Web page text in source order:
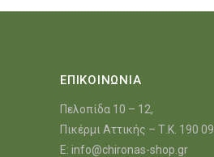
ΕΠΙΚΟΙΝΩΝΙΑ
Πελοπίδα 10 – 12,
Πικέρμι Αττικής – Τ.Κ. 190 09
E: info@chironas-shop.gr